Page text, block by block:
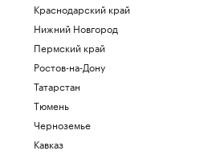
Краснодарский край
Нижний Новгород
Пермский край
Ростов-на-Дону
Татарстан
Тюмень
Черноземье
Кавказ